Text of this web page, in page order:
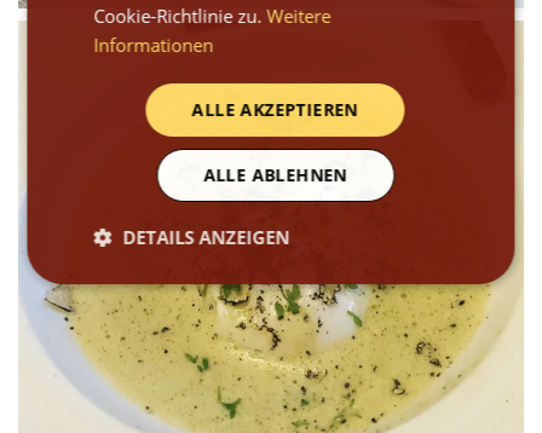
WÜ I GRÖSSA SENG
Cookie-Richtlinie zu.Weitere
Informationen
ALLE AKZEPTIEREN
ALLE ABLEHNEN
DETAILS ANZEIGEN